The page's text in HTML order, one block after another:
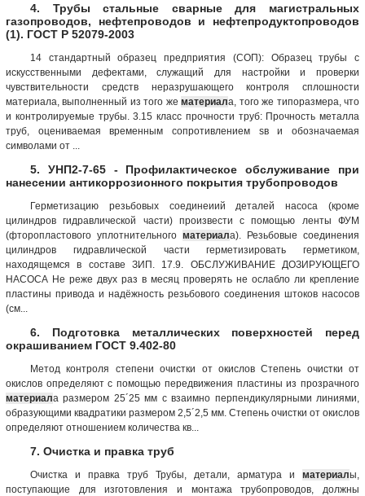
4. Трубы стальные сварные для магистральных
газопроводов, нефтепроводов и нефтепродуктопроводов
(1). ГОСТ Р 52079-2003
14 стандартный образец предприятия (СОП): Образец трубы с
искусственными дефектами, служащий для настройки и проверки
чувствительности средств неразрушающего контроля сплошности
материала, выполненный из того жематериала, того же типоразмера, что
и контролируемые трубы. 3.15 класс прочности труб: Прочность металла
труб, оцениваемая временным сопротивлением sв и обозначаемая
символами от ...
5. УНП2-7-65 - Профилактическое обслуживание при
нанесении антикоррозионного покрытия трубопроводов
Герметизацию резьбовых соединеиий деталей насоса (кроме
цилиндров гидравлической части) произвести с помощью ленты ФУМ
(фторопластового уплотнительного материала). Резьбовые соединения
цилиндров гидравлической части герметизировать герметиком,
находящемся в составе ЗИП. 17.9. ОБСЛУЖИВАНИЕ ДОЗИРУЮЩЕГО
НАСОСА Не реже двух раз в месяц проверять не ослабло ли крепление
пластины привода и надёжность резьбового соединения штоков насосов
(см...
6. Подготовка металлических поверхностей перед
окрашиванием ГОСТ 9.402-80
Метод контроля степени очистки от окислов Степень очистки от
окислов определяют с помощью передвижения пластины из прозрачного
материала размером 25´25 мм с взаимно перпендикулярными линиями,
образующими квадратики размером 2,5´2,5 мм. Степень очистки от окислов
определяют отношением количества кв...
7. Очистка и правка труб
Очистка и правка труб Трубы, детали, арматура и материалы,
поступающие для изготовления и монтажа трубопроводов, должны